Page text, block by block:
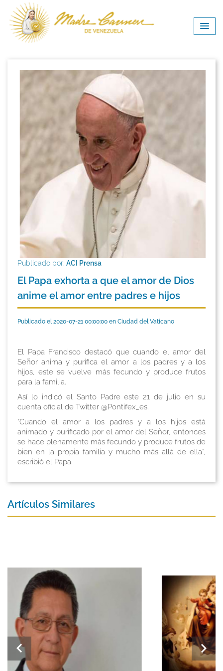
Publicado por: ACI Prensa
El Papa exhorta a que el amor de Dios
anime el amor entre padres e hijos
Publicado el 2020-07-21 00:00:00 en Ciudad del Vaticano
El Papa Francisco destacó que cuando el amor del
Señor anima y purifica el amor a los padres y a los
hijos, este se vuelve más fecundo y produce frutos
para la familia.
Así lo indicó el Santo Padre este 21 de julio en su
cuenta oficial de Twitter @Pontifex_es.
“Cuando el amor a los padres y a los hijos está
animado y purificado por el amor del Señor, entonces
se hace plenamente más fecundo y produce frutos de
bien en la propia familia y mucho más allá de ella”,
escribió el Papa.
Artículos Similares